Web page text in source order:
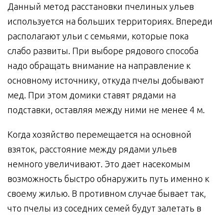
Данный метод расстановки пчелиных ульев
используется на больших территориях. Впереди
располагают ульи с семьями, которые пока
слабо развиты. При выборе рядового способа
надо обращать внимание на направление к
основному источнику, откуда пчелы добывают
мед. При этом домики ставят рядами на
подставки, оставляя между ними не менее 4 м.
Когда хозяйство перемещается на основной
взяток, расстояние между рядами ульев
немного увеличивают. Это дает насекомым
возможность быстро обнаружить путь именно к
своему жилью. В противном случае бывает так,
что пчелы из соседних семей будут залетать в